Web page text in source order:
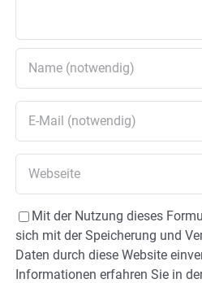
Mit der Nutzung dieses
sich mit der Speicherung und
Daten durch diese Website
Informationen erfahren Sie in